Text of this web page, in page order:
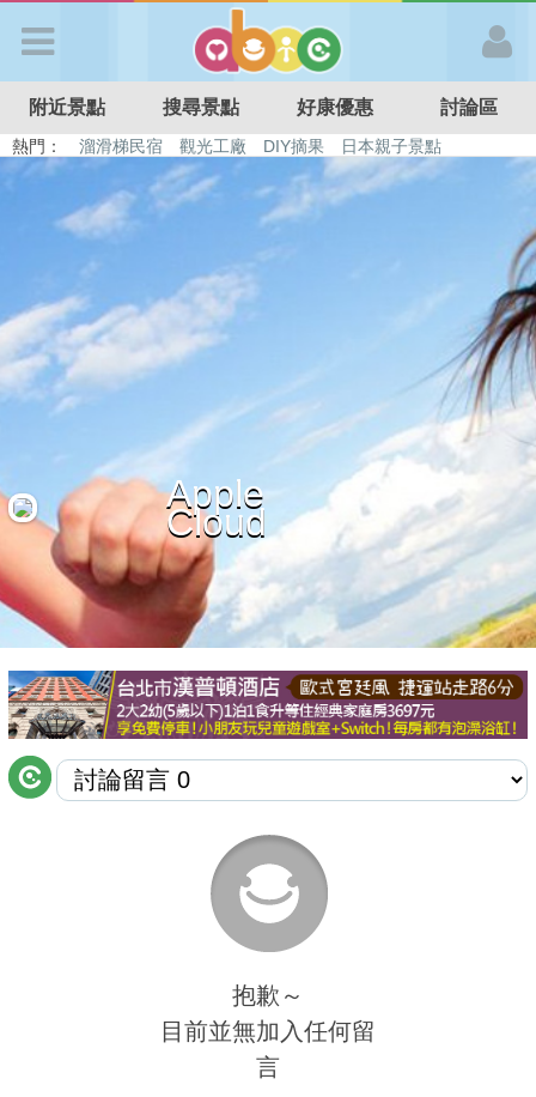
APP登入
首 頁
搜尋景點
好康優惠
最新留言
商家合作
推薦景點
討論區
聯絡我們
附近景點 搜尋景點 好康優惠 討論區
熱門： 溜滑梯民宿 觀光工廠 DIY摘果
日本親子景點
特色遊戲場
親子住房優惠 台北親子餐廳 溫泉泡湯SPA
Apple
Cloud
抱歉～
目前並無加入任何留
言